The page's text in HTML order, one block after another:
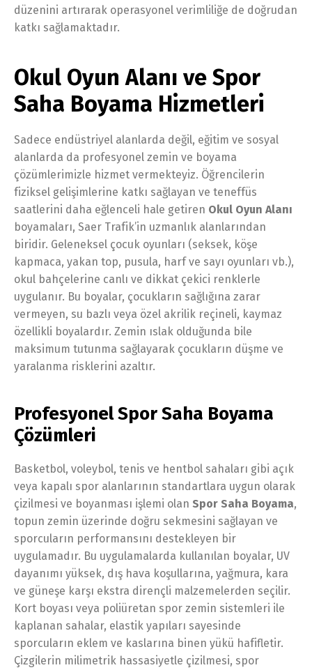
düzenini artırarak operasyonel verimliliğe de doğrudan
katkı sağlamaktadır.
Okul Oyun Alanı ve Spor
Saha Boyama Hizmetleri
Sadece endüstriyel alanlarda değil, eğitim ve sosyal
alanlarda da profesyonel zemin ve boyama
çözümlerimizle hizmet vermekteyiz. Öğrencilerin
fiziksel gelişimlerine katkı sağlayan ve teneffüs
saatlerini daha eğlenceli hale getiren Okul Oyun Alanı
boyamaları, Saer Trafik’in uzmanlık alanlarından
biridir. Geleneksel çocuk oyunları (seksek, köşe
kapmaca, yakan top, pusula, harf ve sayı oyunları vb.),
okul bahçelerine canlı ve dikkat çekici renklerle
uygulanır. Bu boyalar, çocukların sağlığına zarar
vermeyen, su bazlı veya özel akrilik reçineli, kaymaz
özellikli boyalardır. Zemin ıslak olduğunda bile
maksimum tutunma sağlayarak çocukların düşme ve
yaralanma risklerini azaltır.
Profesyonel Spor Saha Boyama
Çözümleri
Basketbol, voleybol, tenis ve hentbol sahaları gibi açık
veya kapalı spor alanlarının standartlara uygun olarak
çizilmesi ve boyanması işlemi olan Spor Saha Boyama,
topun zemin üzerinde doğru sekmesini sağlayan ve
sporcuların performansını destekleyen bir
uygulamadır. Bu uygulamalarda kullanılan boyalar, UV
dayanımı yüksek, dış hava koşullarına, yağmura, kara
ve güneşe karşı ekstra dirençli malzemelerden seçilir.
Kort boyası veya poliüretan spor zemin sistemleri ile
kaplanan sahalar, elastik yapıları sayesinde
sporcuların eklem ve kaslarına binen yükü hafifletir.
Çizgilerin milimetrik hassasiyetle çizilmesi, spor